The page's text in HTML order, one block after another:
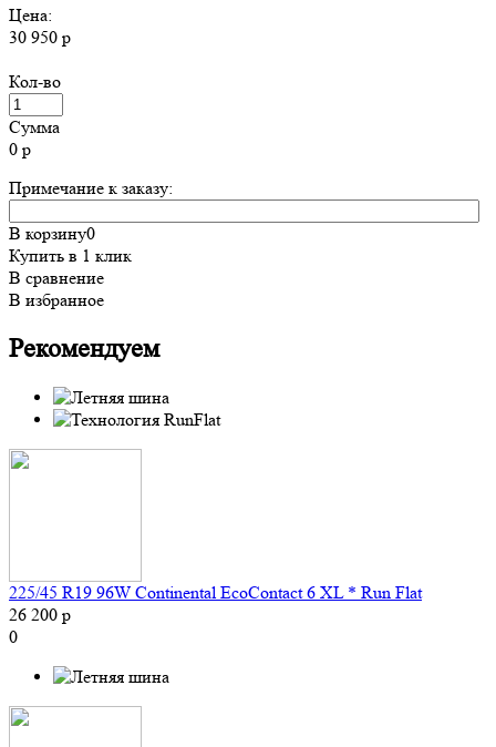
Цена:
30 950 р
Кол-во
Сумма
0 р
Примечание к заказу:
В корзину0
Купить в 1 клик
В сравнение
В избранное
Рекомендуем
225/45 R19 96W Continental EcoContact 6 XL * Run Flat
26 200 р
0